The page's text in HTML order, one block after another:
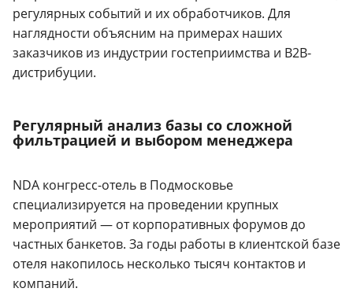
регулярных событий и их обработчиков. Для
наглядности объясним на примерах наших
заказчиков из индустрии гостеприимства и B2B-
дистрибуции.
Регулярный анализ базы со сложной
фильтрацией и выбором менеджера
NDA конгресс-отель в Подмосковье
специализируется на проведении крупных
мероприятий — от корпоративных форумов до
частных банкетов. За годы работы в клиентской базе
отеля накопилось несколько тысяч контактов и
компаний.